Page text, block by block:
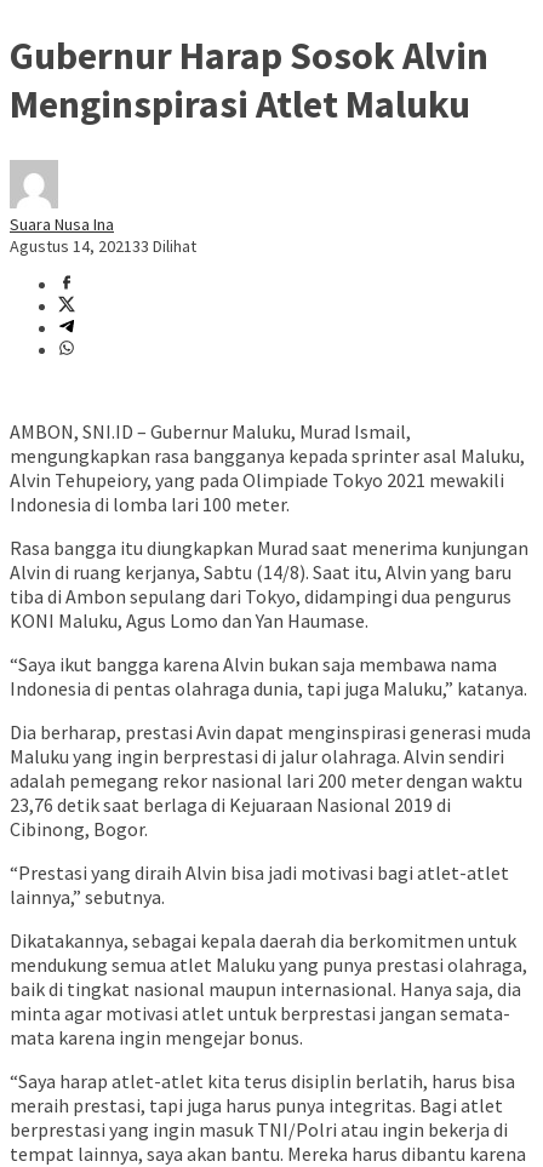
Gubernur Harap Sosok Alvin
Menginspirasi Atlet Maluku
Suara Nusa Ina
Agustus 14, 202133 Dilihat
AMBON, SNI.ID – Gubernur Maluku, Murad Ismail,
mengungkapkan rasa bangganya kepada sprinter asal Maluku,
Alvin Tehupeiory, yang pada Olimpiade Tokyo 2021 mewakili
Indonesia di lomba lari 100 meter.
Rasa bangga itu diungkapkan Murad saat menerima kunjungan
Alvin di ruang kerjanya, Sabtu (14/8). Saat itu, Alvin yang baru
tiba di Ambon sepulang dari Tokyo, didampingi dua pengurus
KONI Maluku, Agus Lomo dan Yan Haumase.
“Saya ikut bangga karena Alvin bukan saja membawa nama
Indonesia di pentas olahraga dunia, tapi juga Maluku,” katanya.
Dia berharap, prestasi Avin dapat menginspirasi generasi muda
Maluku yang ingin berprestasi di jalur olahraga. Alvin sendiri
adalah pemegang rekor nasional lari 200 meter dengan waktu
23,76 detik saat berlaga di Kejuaraan Nasional 2019 di
Cibinong, Bogor.
“Prestasi yang diraih Alvin bisa jadi motivasi bagi atlet-atlet
lainnya,” sebutnya.
Dikatakannya, sebagai kepala daerah dia berkomitmen untuk
mendukung semua atlet Maluku yang punya prestasi olahraga,
baik di tingkat nasional maupun internasional. Hanya saja, dia
minta agar motivasi atlet untuk berprestasi jangan semata-
mata karena ingin mengejar bonus.
“Saya harap atlet-atlet kita terus disiplin berlatih, harus bisa
meraih prestasi, tapi juga harus punya integritas. Bagi atlet
berprestasi yang ingin masuk TNI/Polri atau ingin bekerja di
tempat lainnya, saya akan bantu. Mereka harus dibantu karena